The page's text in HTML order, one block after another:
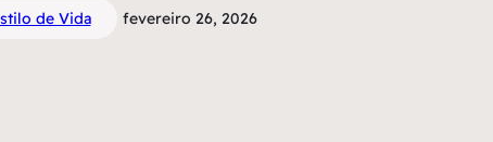
de Vida fevereiro 26, 2026